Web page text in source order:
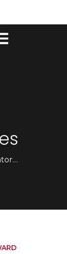
AKBAYAN, Filipinas